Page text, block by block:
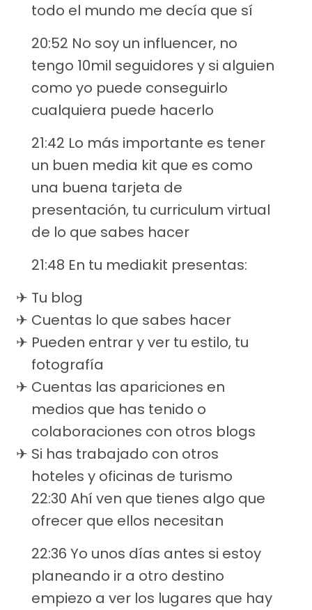
todo el mundo me decía que sí
20:52 No soy un influencer, no
tengo 10mil seguidores y si alguien
como yo puede conseguirlo
cualquiera puede hacerlo
21:42 Lo más importante es tener
un buen media kit que es como
una buena tarjeta de
presentación, tu curriculum virtual
de lo que sabes hacer
21:48 En tu mediakit presentas:
Tu blog
Cuentas lo que sabes hacer
Pueden entrar y ver tu estilo, tu
fotografía
Cuentas las apariciones en
medios que has tenido o
colaboraciones con otros blogs
Si has trabajado con otros
hoteles y oficinas de turismo
22:30 Ahí ven que tienes algo que
ofrecer que ellos necesitan
22:36 Yo unos días antes si estoy
planeando ir a otro destino
empiezo a ver los lugares que hay